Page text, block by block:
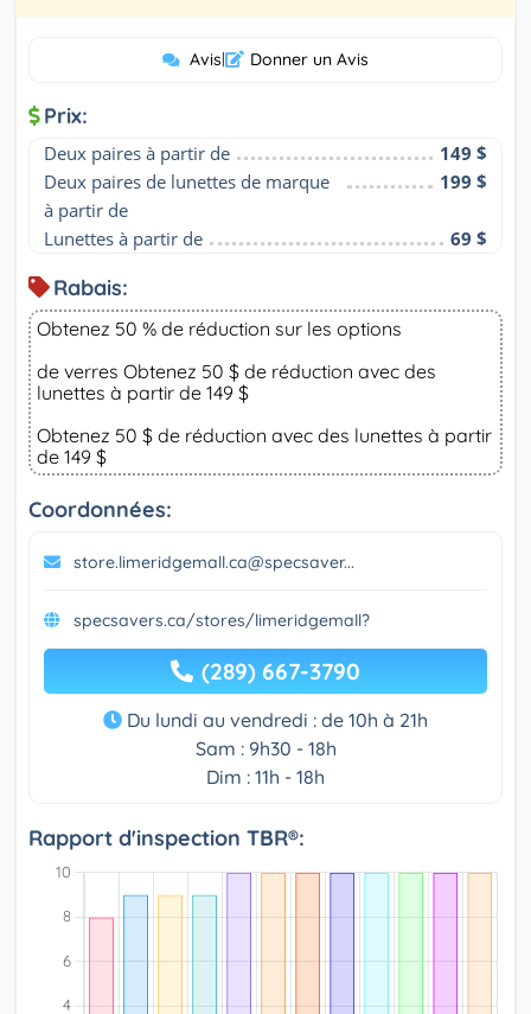
Avis| Donner un Avis
Prix:
Deux paires à partir de
149 $
Deux paires de lunettes de marque
à partir de
199 $
Lunettes à partir de 69 $
Rabais:
Obtenez 50 % de réduction sur les options
de verres Obtenez 50 $ de réduction avec des
lunettes à partir de 149 $
Obtenez 50 $ de réduction avec des lunettes à partir
de 149 $
Coordonnées:
store.limeridgemall.ca@specsaver...
specsavers.ca/stores/limeridgemall?
(289) 667-3790
Du lundi au vendredi : de 10h à 21h
Sam : 9h30 - 18h
Dim : 11h - 18h
Rapport d'inspection TBR®: